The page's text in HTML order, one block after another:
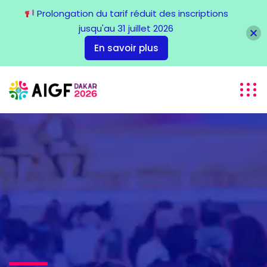
Prolongation du tarif réduit des inscriptions
jusqu'au 31 juillet 2026
En savoir plus